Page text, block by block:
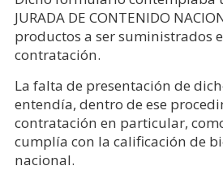
JURADA DE CONTENIDO
productos a ser suministrados
contratación.
La falta de presentación de
entendía, dentro de ese
contratación en particular,
cumplía con la calificación de
nacional.